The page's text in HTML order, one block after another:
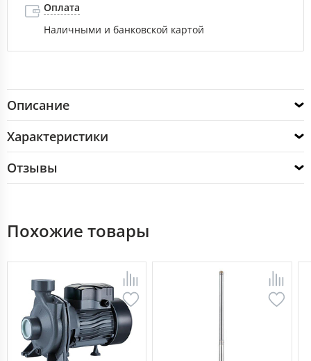
Оплата
Наличными и банковской картой
Описание
Характеристики
Отзывы
Похожие товары